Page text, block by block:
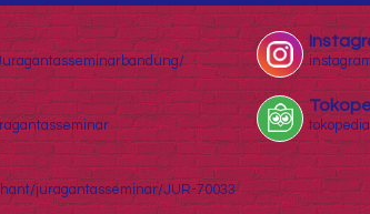
juragantasseminar/JUR-70033